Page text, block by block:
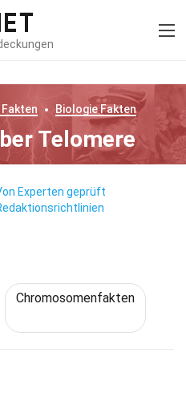
Fakten BiologieFakten
Telomere
Experten geprüft
Chromosomenfakten